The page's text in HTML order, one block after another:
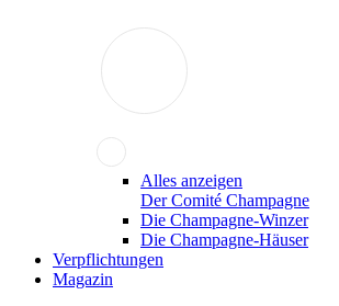
Alles anzeigen
Der Comité Champagne
Die Champagne-Winzer
Die Champagne-Häuser
Verpflichtungen
Magazin